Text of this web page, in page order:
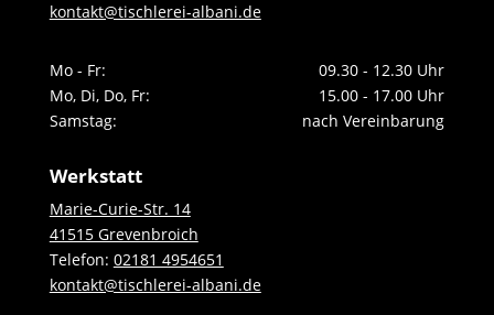
kontakt@tischlerei-albani.de
Mo - Fr:
09.30 - 12.30 Uhr
Mo, Di, Do, Fr:
15.00 - 17.00 Uhr
Samstag:
nach Vereinbarung
Werkstatt
Marie-Curie-Str. 14
41515 Grevenbroich
Telefon: 02181 4954651
kontakt@tischlerei-albani.de